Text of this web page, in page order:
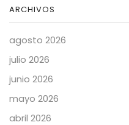
ARCHIVOS
agosto 2026
julio 2026
junio 2026
mayo 2026
abril 2026